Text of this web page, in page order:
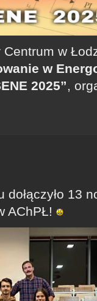
w
w
2025”,
13
AChPŁ!